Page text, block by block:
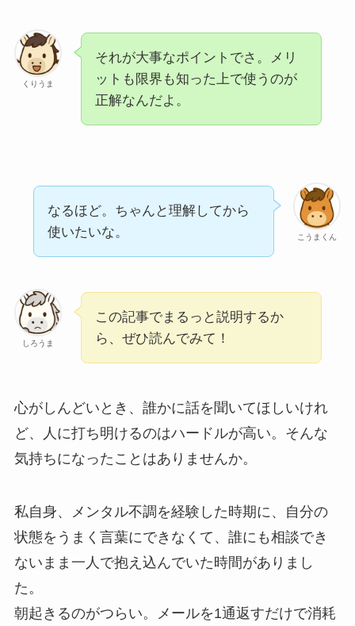
くりうま
それが大事なポイントでさ。メリ
ットも限界も知った上で使うのが
正解なんだよ。
こうまくん
なるほど。ちゃんと理解してから
使いたいな。
しろうま
この記事でまるっと説明するか
ら、ぜひ読んでみて！
心がしんどいとき、誰かに話を聞いてほしいけれ
ど、人に打ち明けるのはハードルが高い。そんな
気持ちになったことはありませんか。
私自身、メンタル不調を経験した時期に、自分の
状態をうまく言葉にできなくて、誰にも相談でき
ないまま一人で抱え込んでいた時間がありまし
た。
朝起きるのがつらい。メールを1通返すだけで消耗